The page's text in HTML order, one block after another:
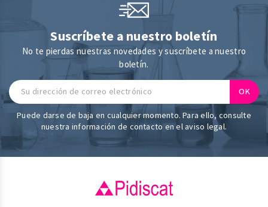
Suscríbete a nuestro boletín
No te pierdas nuestras novedades y suscríbete a nuestro
boletín.
Puede darse de baja en cualquier momento. Para ello, consulte
nuestra información de contacto en el aviso legal.